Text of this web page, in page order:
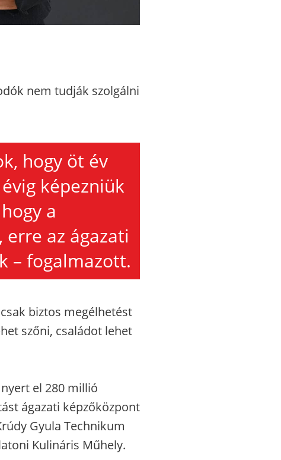
nem tudják szolgálni
hogy öt év
képezniük
a
az ágazati
– fogalmazott.
biztos megélhetést
szőni, családot lehet
el 280 millió
ágazati képzőközpont
Gyula Technikum
Kulináris Műhely.